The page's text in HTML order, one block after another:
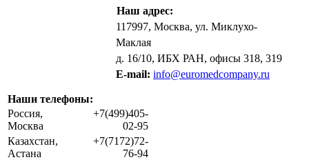
Наш адрес:
117997, Москва, ул. Миклухо-
Маклая
д. 16/10, ИБХ РАН, офисы 318, 319
E-mail: info@euromedcompany.ru
Наши телефоны:
Россия,
Москва
+7(499)405-
02-95
Казахстан,
Астана
+7(7172)72-
76-94